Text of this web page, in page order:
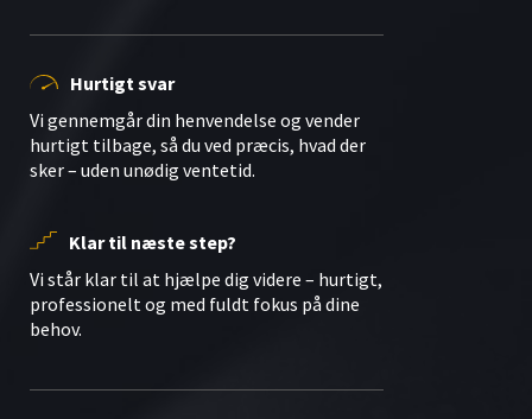
Hurtigt svar
Vi gennemgår din henvendelse og vender
hurtigt tilbage, så du ved præcis, hvad der
sker – uden unødig ventetid.
Klar til næste step?
Vi står klar til at hjælpe dig videre – hurtigt,
professionelt og med fuldt fokus på dine
behov.